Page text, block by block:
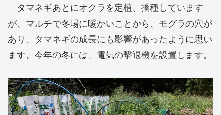
タマネギあとにオクラを定植、播種しています
が、マルチで冬場に暖かいことから、モグラの穴が
あり、タマネギの成長にも影響があったように思い
ます。今年の冬には、電気の撃退機を設置します。